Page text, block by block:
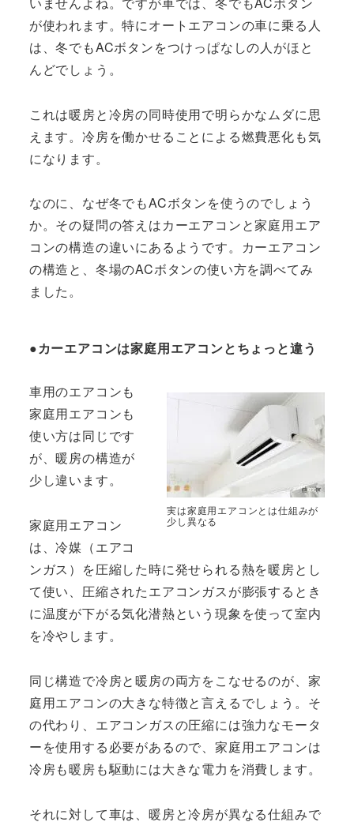
が使われます。特にオートエアコンの車に乗る人
は、冬でもACボタンをつけっぱなしの人がほと
んどでしょう。
これは暖房と冷房の同時使用で明らかなムダに思
えます。冷房を働かせることによる燃費悪化も気
になります。
なのに、なぜ冬でもACボタンを使うのでしょう
か。その疑問の答えはカーエアコンと家庭用エア
コンの構造の違いにあるようです。カーエアコン
の構造と、冬場のACボタンの使い方を調べてみ
ました。
●カーエアコンは家庭用エアコンとちょっと違う
実は家庭用エアコンとは仕組みが
少し異なる
車用のエアコンも
家庭用エアコンも
使い方は同じです
が、暖房の構造が
少し違います。
家庭用エアコン
は、冷媒（エアコ
ンガス）を圧縮した時に発せられる熱を暖房とし
て使い、圧縮されたエアコンガスが膨張するとき
に温度が下がる気化潜熱という現象を使って室内
を冷やします。
同じ構造で冷房と暖房の両方をこなせるのが、家
庭用エアコンの大きな特徴と言えるでしょう。そ
の代わり、エアコンガスの圧縮には強力なモータ
ーを使用する必要があるので、家庭用エアコンは
冷房も暖房も駆動には大きな電力を消費します。
それに対して車は、暖房と冷房が異なる仕組みで